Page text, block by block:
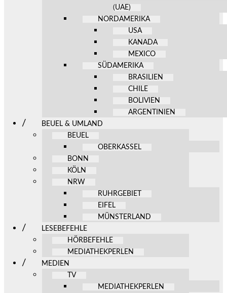
(UAE)
NORDAMERIKA
USA
KANADA
MEXICO
SÜDAMERIKA
BRASILIEN
CHILE
BOLIVIEN
ARGENTINIEN
BEUEL & UMLAND
BEUEL
OBERKASSEL
BONN
KÖLN
NRW
RUHRGEBIET
EIFEL
MÜNSTERLAND
LESEBEFEHLE
HÖRBEFEHLE
MEDIATHEKPERLEN
MEDIEN
TV
MEDIATHEKPERLEN